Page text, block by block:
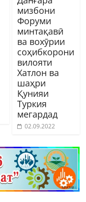
мизбони
Форуми
минтақавӣ
ва вохӯрии
соҳибкорони
вилояти
Хатлон ва
шаҳри
Қунияи
Туркия
мегардад
02.09.2022